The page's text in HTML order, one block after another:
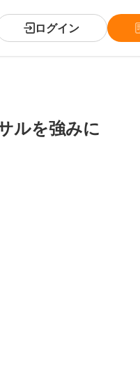
ログイン
ルを強みに